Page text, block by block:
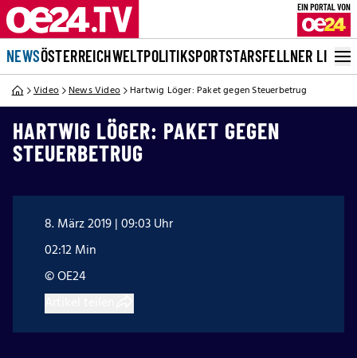
NEWSÖSTERREICHWELTPOLITIKSPORTSTARSFELLNER LIVE
Video News Video Hartwig Löger: Paket gegen Steuerbetrug
HARTWIG LÖGER: PAKET GEGEN
STEUERBETRUG
8. März 2019 | 09:03 Uhr
02:12 Min
© OE24